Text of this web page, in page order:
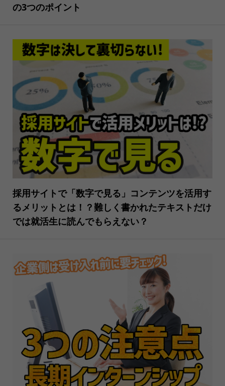
の3つのポイント
採用サイトで「数字で見る」コンテンツを活用す
るメリットとは！？難しく書かれたテキストだけ
では就活生に読んでもらえない？